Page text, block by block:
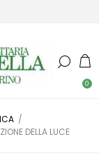
0
/
DELLA LUCE